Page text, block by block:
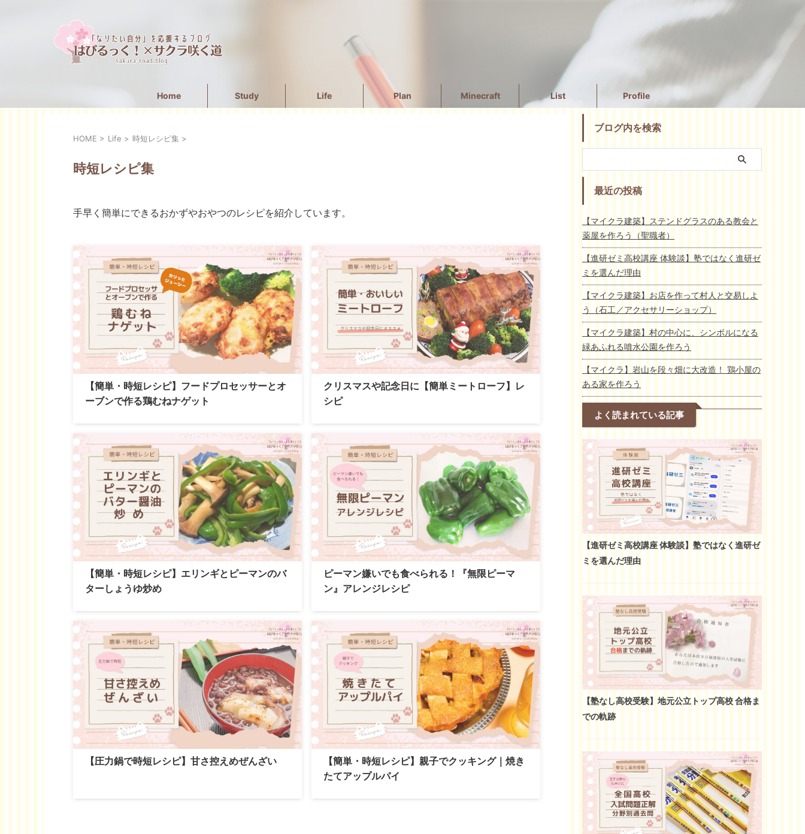
Home Study Life Plan Minecraft List Profile
HOME > Life > 時短レシピ集 >
時短レシピ集
手早く簡単にできるおかずやおやつのレシピを紹介しています。
【簡単・時短レシピ】フードプロセッサーとオ
ーブンで作る鶏むねナゲット
クリスマスや記念日に【簡単ミートローフ】レ
シピ
【簡単・時短レシピ】エリンギとピーマンのバ
ターしょうゆ炒め
ピーマン嫌いでも食べられる！『無限ピーマ
ン』アレンジレシピ
【圧力鍋で時短レシピ】甘さ控えめぜんざい
【簡単・時短レシピ】親子でクッキング｜焼き
たてアップルパイ
ブログ内を検索
最近の投稿
【マイクラ建築】ステンドグラスのある教会と
薬屋を作ろう（聖職者）
【進研ゼミ高校講座 体験談】塾ではなく進研ゼ
ミを選んだ理由
【マイクラ建築】お店を作って村人と交易しよ
う（石工／アクセサリーショップ）
【マイクラ建築】村の中心に、シンボルになる
緑あふれる噴水公園を作ろう
【マイクラ】岩山を段々畑に大改造！ 鶏小屋の
ある家を作ろう
よく読まれている記事
【進研ゼミ高校講座 体験談】塾ではなく進研ゼ
ミを選んだ理由
【塾なし高校受験】地元公立トップ高校 合格ま
での軌跡